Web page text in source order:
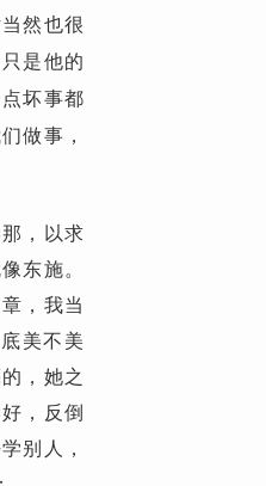
然也很
是他的
坏事都
做事，
，以求
东施。
，我当
美不美
，她之
，反倒
别人，